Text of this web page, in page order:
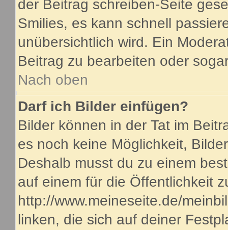
der Beitrag schreiben-Seite
Smilies, es kann schnell
unübersichtlich wird. Ein
Beitrag zu bearbeiten oder
Nach oben
Darf ich Bilder einfügen?
Bilder können in der Tat im
es noch keine Möglichkeit,
Deshalb musst du zu einem
auf einem für die Öffentlichkeit
http://www.meineseite.de/
linken, die sich auf deiner